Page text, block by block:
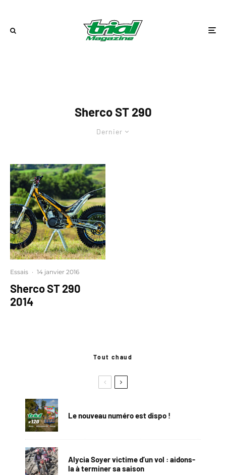
Sherco ST 290
Dernier
Essais · 14 janvier 2016
Sherco ST 290
2014
Tout chaud
Le nouveau numéro est dispo !
Alycia Soyer victime d’un vol : aidons-
la à terminer sa saison